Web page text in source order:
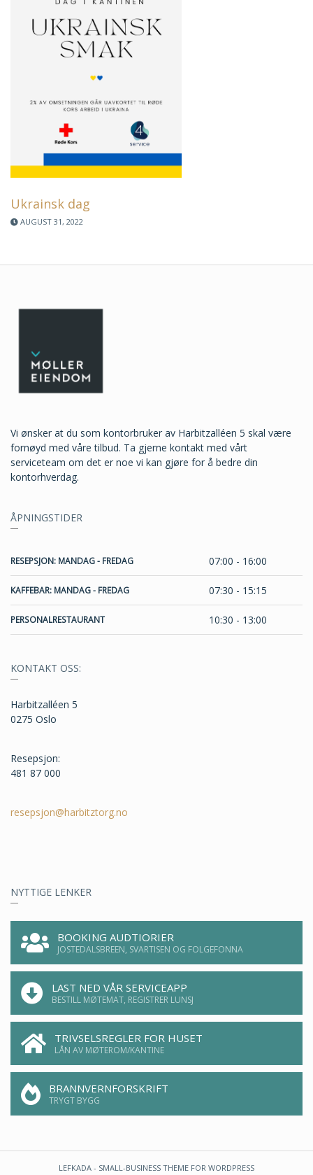
Ukrainsk dag
AUGUST 31, 2022
Vi ønsker at du som kontorbruker av Harbitzalléen 5 skal være
fornøyd med våre tilbud. Ta gjerne kontakt med vårt
serviceteam om det er noe vi kan gjøre for å bedre din
kontorhverdag.
ÅPNINGSTIDER
RESEPSJON: MANDAG - FREDAG 07:00 - 16:00
KAFFEBAR: MANDAG - FREDAG 07:30 - 15:15
PERSONALRESTAURANT 10:30 - 13:00
KONTAKT OSS:
Harbitzalléen 5
0275 Oslo
Resepsjon:
481 87 000
resepsjon@harbitztorg.no
NYTTIGE LENKER
BOOKING AUDTIORIER
JOSTEDALSBREEN, SVARTISEN OG FOLGEFONNA
LAST NED VÅR SERVICEAPP
BESTILL MØTEMAT, REGISTRER LUNSJ
TRIVSELSREGLER FOR HUSET
LÅN AV MØTEROM/KANTINE
BRANNVERNFORSKRIFT
TRYGT BYGG
LEFKADA - SMALL-BUSINESS THEME FOR WORDPRESS